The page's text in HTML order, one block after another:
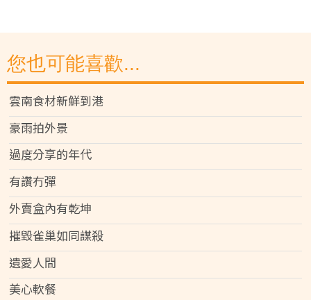
您也可能喜歡...
雲南食材新鮮到港
豪雨拍外景
過度分享的年代
有讚冇彈
外賣盒內有乾坤
摧毀雀巢如同謀殺
遺愛人間
美心軟餐